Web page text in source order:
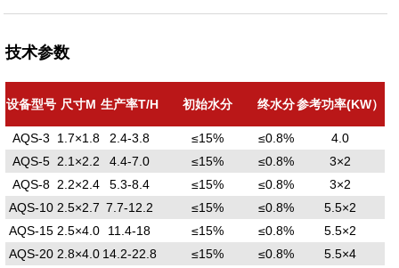
技术参数
设备型号 尺寸M 生产率T/H 初始水分 终水分参考功率(KW）
AQS-3 1.7×1.8 2.4-3.8 ≤15% ≤0.8%
4.0
AQS-5 2.1×2.2 4.4-7.0 ≤15% ≤0.8%
3×2
AQS-8 2.2×2.4 5.3-8.4 ≤15% ≤0.8%
3×2
AQS-10 2.5×2.7 7.7-12.2 ≤15% ≤0.8%
5.5×2
AQS-15 2.5×4.0 11.4-18 ≤15% ≤0.8%
5.5×2
AQS-20 2.8×4.0 14.2-22.8 ≤15% ≤0.8%
5.5×4